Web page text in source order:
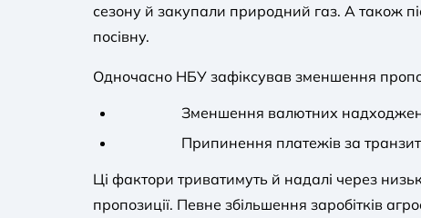
сезону й закупали природний газ. А також
посівну.
Одночасно НБУ зафіксував зменшення
Зменшення валютних
Припинення платежів за
Ці фактори триватимуть й надалі через
пропозиції. Певне збільшення заробітків